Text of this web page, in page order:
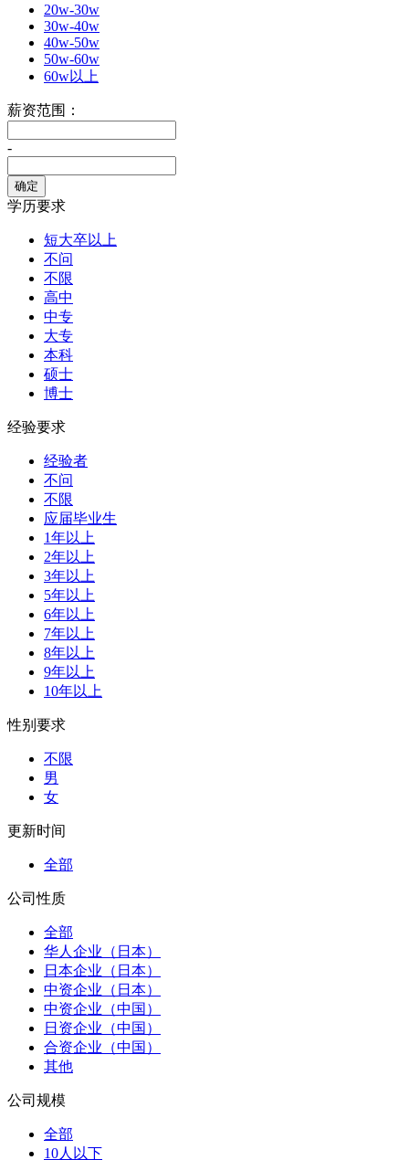
20w-30w
30w-40w
40w-50w
50w-60w
60w以上
薪资范围：
-
学历要求
短大卒以上
不问
不限
高中
中专
大专
本科
硕士
博士
经验要求
经验者
不问
不限
应届毕业生
1年以上
2年以上
3年以上
5年以上
6年以上
7年以上
8年以上
9年以上
10年以上
性别要求
不限
男
女
更新时间
全部
公司性质
全部
华人企业（日本）
日本企业（日本）
中资企业（日本）
中资企业（中国）
日资企业（中国）
合资企业（中国）
其他
公司规模
全部
10人以下